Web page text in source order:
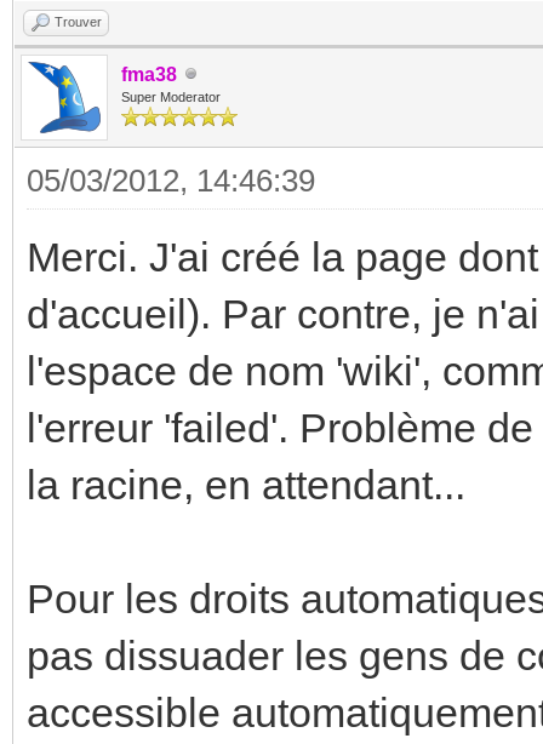
Trouver
fma38
Super Moderator
05/03/2012, 14:46:39
Merci. J'ai créé la page
d'accueil). Par contre, je
l'espace de nom 'wiki',
l'erreur 'failed'. Problème
la racine, en attendant...
Pour les droits
pas dissuader les gens de
accessible